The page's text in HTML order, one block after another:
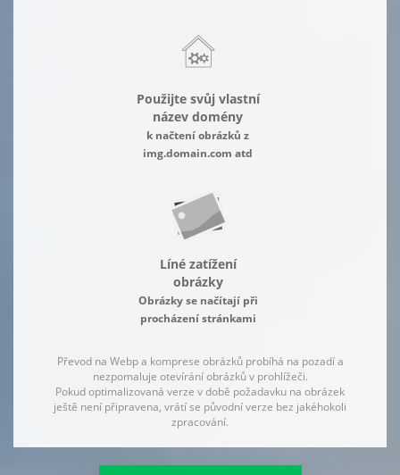
Použijte svůj vlastní
název domény
k načtení obrázků z
img.domain.com atd
Líné zatížení
obrázky
Obrázky se načítají při
procházení stránkami
Převod na Webp a komprese obrázků probíhá na pozadí a
nezpomaluje otevírání obrázků v prohlížeči.
Pokud optimalizovaná verze v době požadavku na obrázek
ještě není připravena, vrátí se původní verze bez jakéhokoli
zpracování.